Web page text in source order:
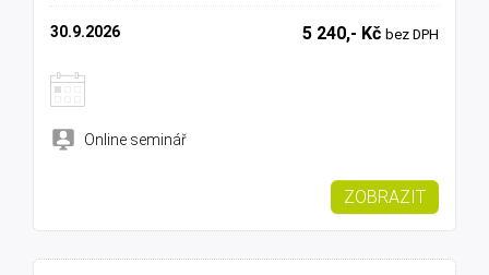
5 240,- Kč bez DPH
30.9.2026
Online seminář
ZOBRAZIT